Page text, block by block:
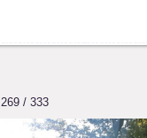
269 / 333